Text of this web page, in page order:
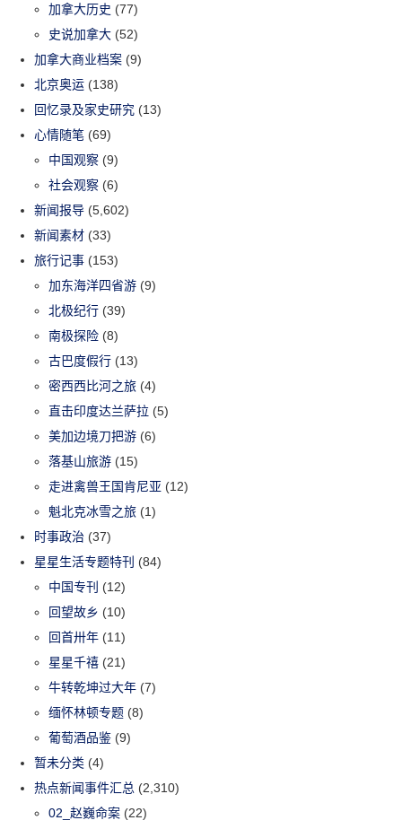
加拿大历史 (77)
史说加拿大 (52)
加拿大商业档案 (9)
北京奥运 (138)
回忆录及家史研究 (13)
心情随笔 (69)
中国观察 (9)
社会观察 (6)
新闻报导 (5,602)
新闻素材 (33)
旅行记事 (153)
加东海洋四省游 (9)
北极纪行 (39)
南极探险 (8)
古巴度假行 (13)
密西西比河之旅 (4)
直击印度达兰萨拉 (5)
美加边境刀把游 (6)
落基山旅游 (15)
走进禽兽王国肯尼亚 (12)
魁北克冰雪之旅 (1)
时事政治 (37)
星星生活专题特刊 (84)
中国专刊 (12)
回望故乡 (10)
回首卅年 (11)
星星千禧 (21)
牛转乾坤过大年 (7)
缅怀林顿专题 (8)
葡萄酒品鉴 (9)
暂未分类 (4)
热点新闻事件汇总 (2,310)
02_赵巍命案 (22)